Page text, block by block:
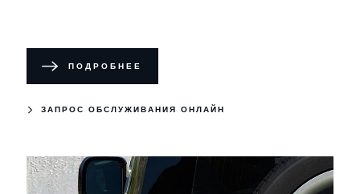
ПОДРОБНЕЕ
ЗАПРОС ОБСЛУЖИВАНИЯ ОНЛАЙН